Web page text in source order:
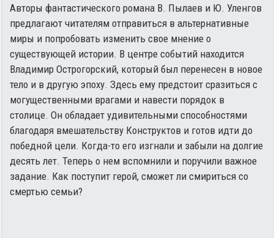
Авторы фантастического романа В. Пылаев и Ю. Уленгов
предлагают читателям отправиться в альтернативные
миры и попробовать изменить свое мнение о
существующей истории. В центре событий находится
Владимир Острогорский, который был перенесен в новое
тело и в другую эпоху. Здесь ему предстоит сразиться с
могущественными врагами и навести порядок в
столице. Он обладает удивительными способностями
благодаря вмешательству Конструктов и готов идти до
победной цели. Когда-то его изгнали и забыли на долгие
десять лет. Теперь о нем вспомнили и поручили важное
задание. Как поступит герой, сможет ли смириться со
смертью семьи?